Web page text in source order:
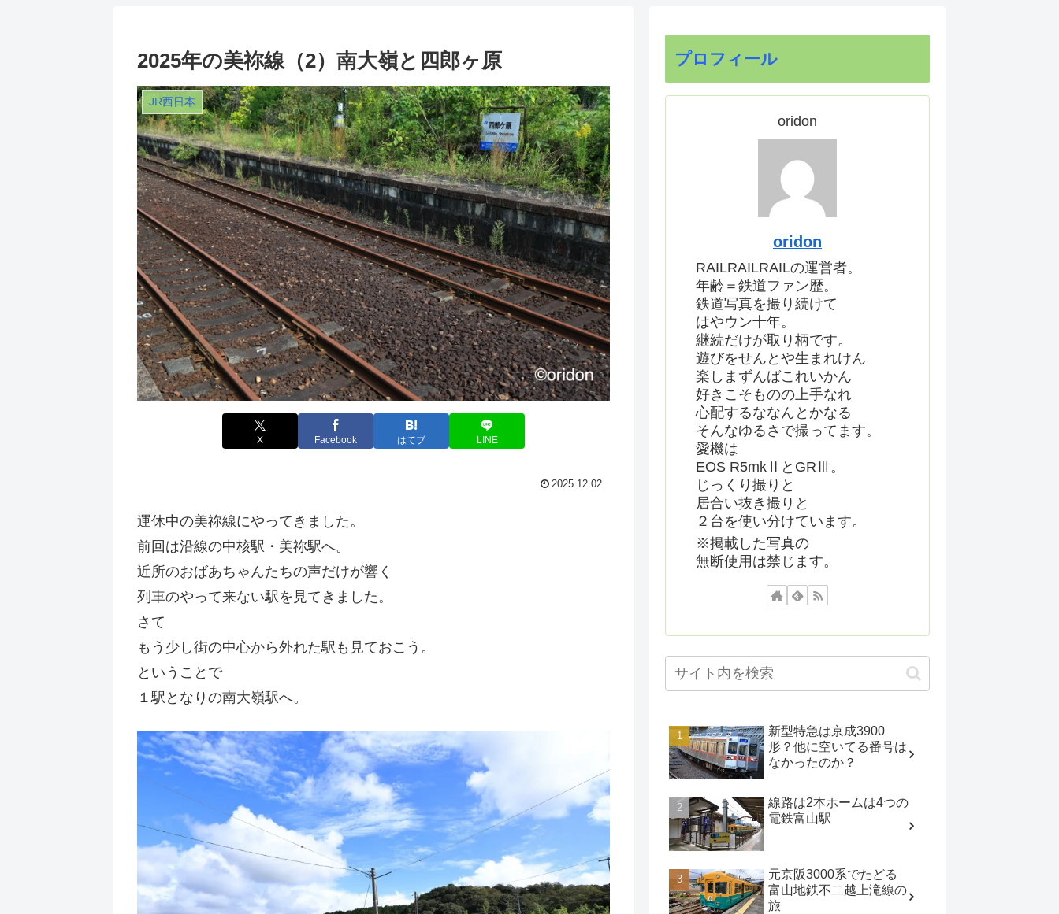
2025年の美祢線（2）南大嶺と四郎ヶ原
JR西日本
X Facebook はてブ LINE
2025.12.02
運休中の美祢線にやってきました。
前回は沿線の中核駅・美祢駅へ。
近所のおばあちゃんたちの声だけが響く
列車のやって来ない駅を見てきました。
さて
もう少し街の中心から外れた駅も見ておこう。
ということで
１駅となりの南大嶺駅へ。
プロフィール
oridon
oridon
RAILRAILRAILの運営者。
年齢＝鉄道ファン歴。
鉄道写真を撮り続けて
はやウン十年。
継続だけが取り柄です。
遊びをせんとや生まれけん
楽しまずんばこれいかん
好きこそものの上手なれ
心配するななんとかなる
そんなゆるさで撮ってます。
愛機は
EOS R5mkⅡとGRⅢ。
じっくり撮りと
居合い抜き撮りと
２台を使い分けています。
※掲載した写真の
無断使用は禁じます。
新型特急は京成3900
形？他に空いてる番号は
なかったのか？
線路は2本ホームは4つの
電鉄富山駅
元京阪3000系でたどる
富山地鉄不二越上滝線の
旅